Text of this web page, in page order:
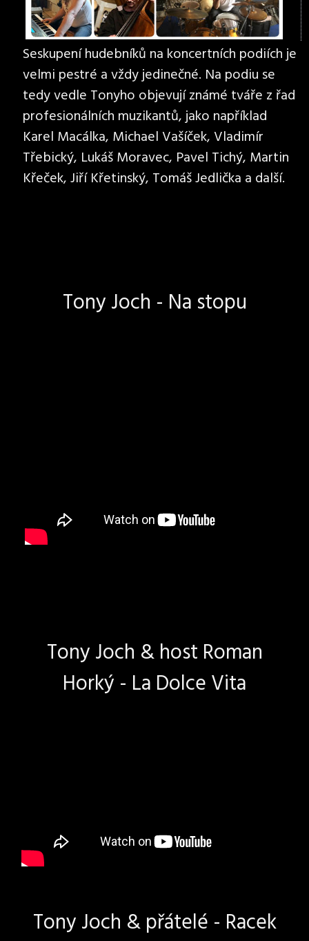
Seskupení hudebníků na koncertních podiích je
velmi pestré a vždy jedinečné. Na podiu se
tedy vedle Tonyho objevují známé tváře z řad
profesionálních muzikantů, jako například
Karel Macálka, Michael Vašíček, Vladimír
Třebický, Lukáš Moravec, Pavel Tichý, Martin
Křeček, Jiří Křetinský, Tomáš Jedlička a další.
Tony Joch - Na stopu
Tony Joch & host Roman
Horký - La Dolce Vita
Tony Joch & přátelé - Racek